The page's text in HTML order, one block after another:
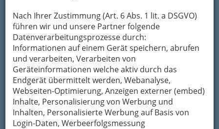
Nach Ihrer Zustimmung (Art. 6 Abs. 1 lit. a DSGVO)
führen wir und unsere Partner folgende
Datenverarbeitungsprozesse durch:
Informationen auf einem Gerät speichern, abrufen
und verarbeiten, Verarbeiten von
Geräteinformationen welche aktiv durch das
Endgerät übermittelt werden, Webanalyse,
Webseiten-Optimierung, Anzeigen externer (embed)
Inhalte, Personalisierung von Werbung und
Inhalten, Personalisierte Werbung auf Basis von
Login-Daten, Werbeerfolgsmessung
Weingut Eory
Pößnitz 65, 8463 Glanz an der Weinstraße
+43 3454 360
+43 3454 3604
E-Mail
Karte & Routenplaner
Eintrag ändern
Kategorien